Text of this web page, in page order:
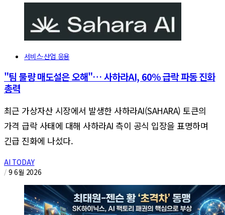
서비스·산업 응용
"팀 물량 매도설은 오해"… 사하라AI, 60% 급락 파동 진화
총력
최근 가상자산 시장에서 발생한 사하라AI(SAHARA) 토큰의
가격 급락 사태에 대해 사하라AI 측이 공식 입장을 표명하며
긴급 진화에 나섰다.
AI TODAY
/ 9 6월 2026